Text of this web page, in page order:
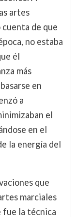
artes
de que
no estaba
él
más
en
a
el
en el
la energía del
que
marciales
fue la técnica